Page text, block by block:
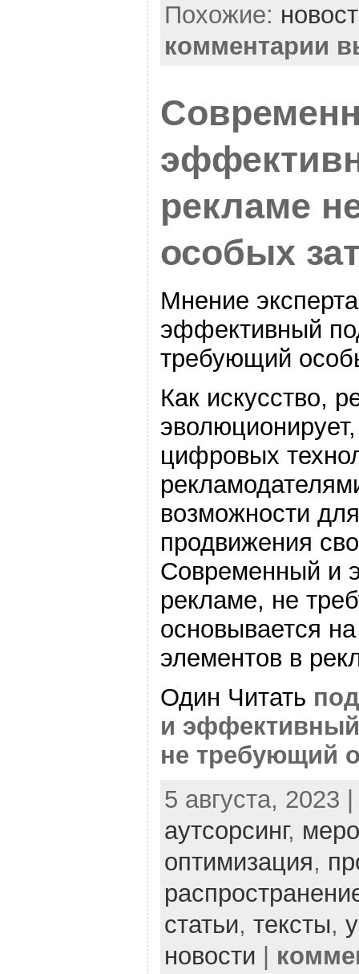
Похожие:
комментарии
рекламе
особых
Мнение
эффективный
требующий
Как искусство,
цифровых
возможности
продвижения
Современный и
рекламе, не
основывается
элементов в
Один Читать
и
не требующий
5 августа,
аутсорсинг,
оптимизация,
статьи, тексты,
новости